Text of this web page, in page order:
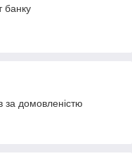
банку
за домовленістю